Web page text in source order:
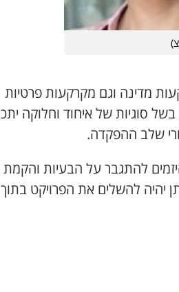
מדינה וגם מקרקעות פרטיות
סוגיות של איחוד וחלוקה
שלב ההפקדה.
להתגבר על הבעיות והקמת